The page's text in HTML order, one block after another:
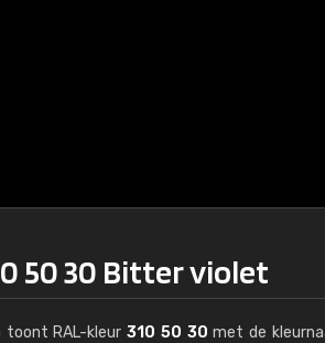
50 30 Bitter violet
toont RAL-kleur310 50 30 met de